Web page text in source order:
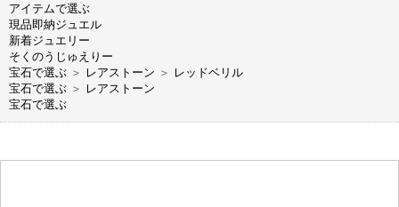
アイテムで選ぶ
現品即納ジュエル
新着ジュエリー
そくのうじゅえりー
宝石で選ぶ ＞ レアストーン ＞ レッドベリル
宝石で選ぶ ＞ レアストーン
宝石で選ぶ